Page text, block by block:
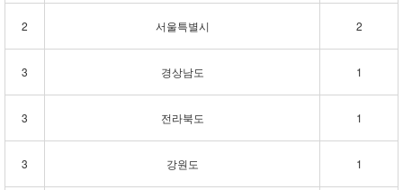
2 서울특별시 2
3 경상남도 1
3 전라북도 1
3 강원도 1